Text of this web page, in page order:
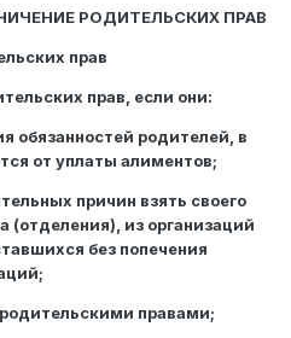
РОДИТЕЛЬСКИХ ПРАВ
прав
прав, если они:
обязанностей родителей, в
от уплаты алиментов;
причин взять своего
(отделения), из организаций
без попечения
правами;